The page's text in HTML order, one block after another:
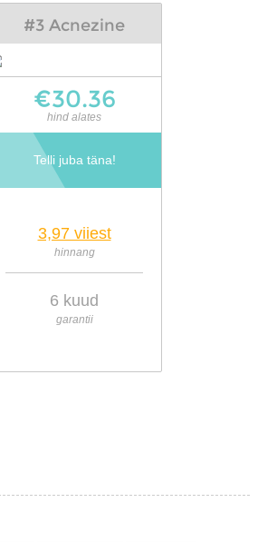
#3 Acnezine
€30.36
hind alates
Telli juba täna!
3,97 viiest
hinnang
6 kuud
garantii